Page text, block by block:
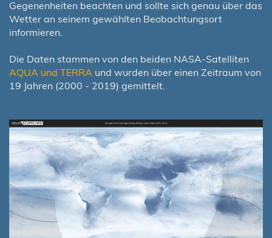
Gegenenheiten beachten und sollte sich genau über das
Wetter an seinem gewählten Beobachtungsort
informieren.
Die Daten stammen von den beiden NASA-Satelliten
AQUA und TERRA und wurden über einen Zeitraum von
19 Jahren (2000 - 2019) gemittelt.